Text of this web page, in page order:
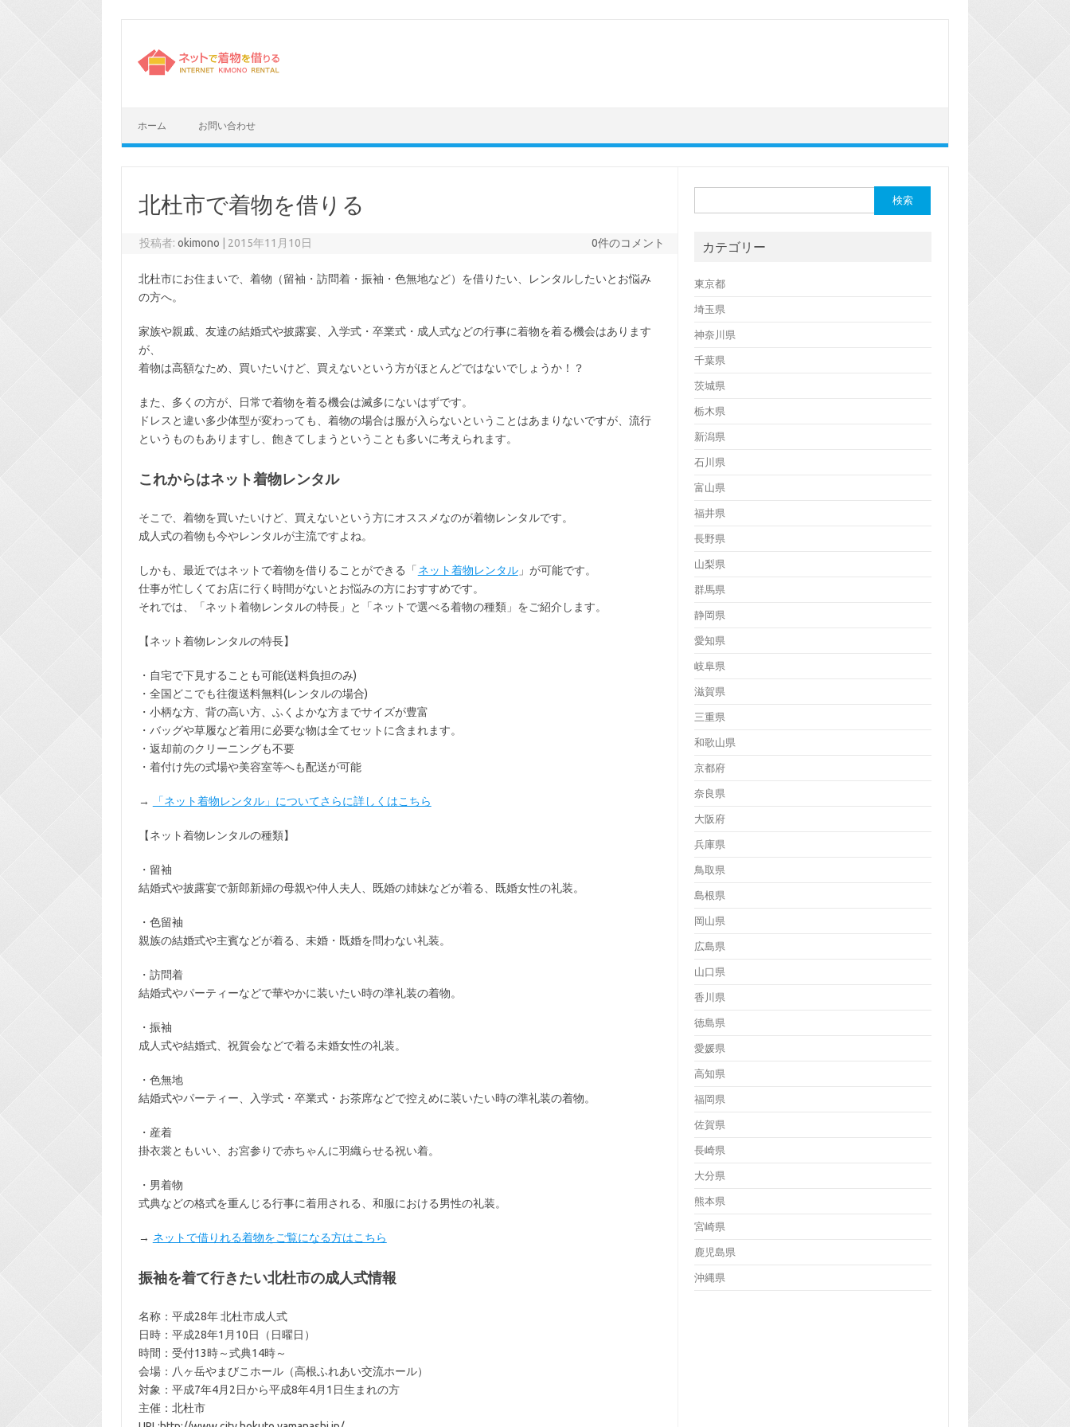
ホーム お問い合わせ
北杜市で着物を借りる
投稿者:okimono 2015年11月10日 0件のコメント
北杜市にお住まいで、着物（留袖・訪問着・振袖・色無地など）を借りたい、レンタルしたいとお悩み
の方へ。
家族や親戚、友達の結婚式や披露宴、入学式・卒業式・成人式などの行事に着物を着る機会はあります
が、
着物は高額なため、買いたいけど、買えないという方がほとんどではないでしょうか！？
また、多くの方が、日常で着物を着る機会は滅多にないはずです。
ドレスと違い多少体型が変わっても、着物の場合は服が入らないということはあまりないですが、流行
というものもありますし、飽きてしまうということも多いに考えられます。
これからはネット着物レンタル
そこで、着物を買いたいけど、買えないという方にオススメなのが着物レンタルです。
成人式の着物も今やレンタルが主流ですよね。
しかも、最近ではネットで着物を借りることができる「 ネット着物レンタル」が可能です。
仕事が忙しくてお店に行く時間がないとお悩みの方におすすめです。
それでは、「ネット着物レンタルの特長」と「ネットで選べる着物の種類」をご紹介します。
【ネット着物レンタルの特長】
・ 自宅で下見することも可能(送料負担のみ)
・全国どこでも往復送料無料(レンタルの場合)
・小柄な方、背の高い方、ふくよかな方までサイズが豊富
・バッグや草履など着用に必要な物は全てセット に含まれます。
・返却前のクリーニングも不要
・着付け先の式場や美容室等へも配送が可能
→ 「ネット着物レンタル」についてさらに詳しくはこちら
【ネット着物レンタルの種類】
・留袖
結婚式や披露宴で新郎新婦の母親や仲人夫人、既婚の姉妹などが着る、既婚女性の礼装。
・色留袖
親族の結婚式や主賓などが着る、未婚・既婚を問わない礼装。
・訪問着
結婚式やパーティーなどで華やかに装いたい時の準礼装の着物。
・振袖
成人式や結婚式、祝賀会などで着る未婚女性の礼装。
・色無地
結婚式やパーティー、入学式・卒業式・お茶席などで控えめに装いたい時の準礼装の着物。
・産着
掛衣裳ともいい、お宮参りで赤ちゃんに羽織らせる祝い着。
・男着物
式典などの格式を重んじる行事に着用される、和服における男性の礼装。
→ ネットで借りれる着物をご覧になる方はこちら
振袖を着て行きたい北杜市の成人式情報
名称：平成28年 北杜市成人式
日時：平成28年1月10日（日曜日）
時間：受付13時～式典14時～
会場：八ヶ岳やまびこホール（高根ふれあい交流ホール）
対象：平成7年4月2日から平成8年4月1日生まれの方
主催：北杜市
索:
カテゴリー
東京都
埼玉県
神奈川県
千葉県
茨城県
栃木県
新潟県
石川県
富山県
福井県
長野県
山梨県
群馬県
静岡県
愛知県
岐阜県
滋賀県
三重県
和歌山県
京都府
奈良県
大阪府
兵庫県
鳥取県
島根県
岡山県
広島県
山口県
香川県
徳島県
愛媛県
高知県
福岡県
佐賀県
長崎県
大分県
熊本県
宮崎県
鹿児島県
沖縄県